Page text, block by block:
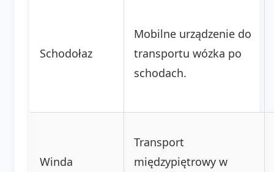
Schodołaz
Mobilne urządzenie do
transportu wózka po
schodach.
Winda
Transport
międzypiętrowy w